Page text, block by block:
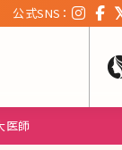
公式SNS：
医師